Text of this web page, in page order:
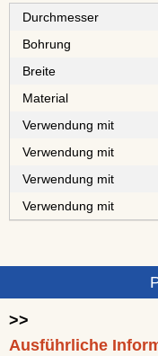
Durchmesser
Bohrung
Breite
Material
Verwendung mit
Verwendung mit
Verwendung mit
Verwendung mit
>>
Ausführliche